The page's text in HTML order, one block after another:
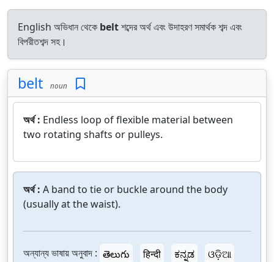
English অভিধান থেকে beltশব্দের অর্থ এবং উদাহরণ সমার্থক শব্দ এবং
বিপরীতশব্দ সহ।
belt noun
অর্থ : Endless loop of flexible material between
two rotating shafts or pulleys.
অর্থ : A band to tie or buckle around the body
(usually at the waist).
অন্যান্য ভাষায় অনুবাদ : తెలుగు हिन्दी ಕನ್ನಡ
ଓଡ଼ିଆ